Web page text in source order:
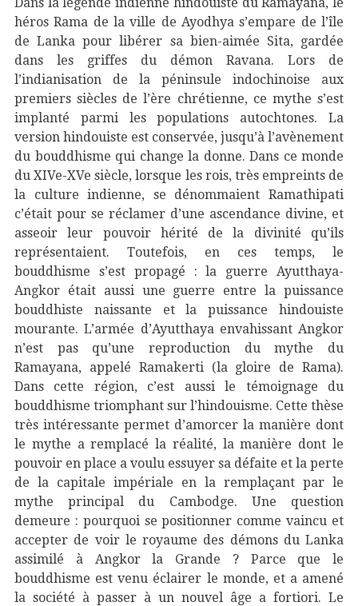
héros Rama de la ville de Ayodhya s’empare de l’île
de Lanka pour libérer sa bien-aimée Sita, gardée
dans les griffes du démon Ravana. Lors de
l’indianisation de la péninsule indochinoise aux
premiers siècles de l’ère chrétienne, ce mythe s’est
implanté parmi les populations autochtones. La
version hindouiste est conservée, jusqu’à l’avènement
du bouddhisme qui change la donne. Dans ce monde
du XIVe-XVe siècle, lorsque les rois, très empreints de
la culture indienne, se dénommaient Ramathipati
c’était pour se réclamer d’une ascendance divine, et
asseoir leur pouvoir hérité de la divinité qu’ils
représentaient. Toutefois, en ces temps, le
bouddhisme s’est propagé : la guerre Ayutthaya-
Angkor était aussi une guerre entre la puissance
bouddhiste naissante et la puissance hindouiste
mourante. L’armée d’Ayutthaya envahissant Angkor
n’est pas qu’une reproduction du mythe du
Ramayana, appelé Ramakerti (la gloire de Rama).
Dans cette région, c’est aussi le témoignage du
bouddhisme triomphant sur l’hindouisme. Cette thèse
très intéressante permet d’amorcer la manière dont
le mythe a remplacé la réalité, la manière dont le
pouvoir en place a voulu essuyer sa défaite et la perte
de la capitale impériale en la remplaçant par le
mythe principal du Cambodge. Une question
demeure : pourquoi se positionner comme vaincu et
accepter de voir le royaume des démons du Lanka
assimilé à Angkor la Grande ? Parce que le
bouddhisme est venu éclairer le monde, et a amené
la société à passer à un nouvel âge a fortiori. Le